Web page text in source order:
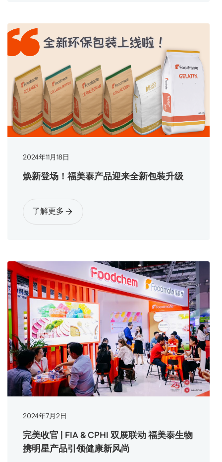
2024年11月18日
焕新登场！福美泰产品迎来全新包装升级
了解更多
2024年7月2日
完美收官 | FIA & CPHI 双展联动 福美泰生物
携明星产品引领健康新风尚